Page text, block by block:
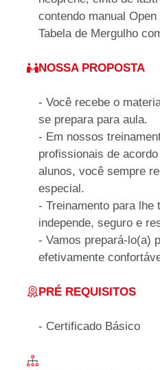
contendo manual
Tabela de Mergulho
NOSSA PROPOSTA
- Você recebe o
se prepara para aula.
- Em nossos
profissionais de
alunos, você sempre
especial.
- Treinamento para lhe
independe, seguro e
- Vamos prepará-lo(a)
efetivamente
PRÉ REQUISITOS
- Certificado Básico